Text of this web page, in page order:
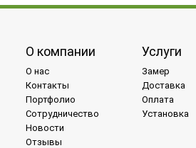
О компании
О нас
Контакты
Портфолио
Сотрудничество
Новости
Отзывы
Услуги
Замер
Доставка
Оплата
Установка